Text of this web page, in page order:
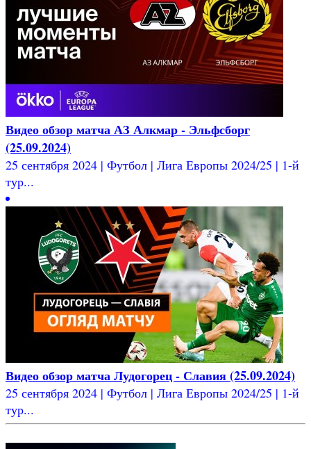
Видео обзор матча АЗ Алкмар - Эльфсборг
(25.09.2024)
25 сентября 2024 | Футбол | Лига Европы 2024/25 | 1-й
тур...
Видео обзор матча Лудогорец - Славия (25.09.2024)
25 сентября 2024 | Футбол | Лига Европы 2024/25 | 1-й
тур...